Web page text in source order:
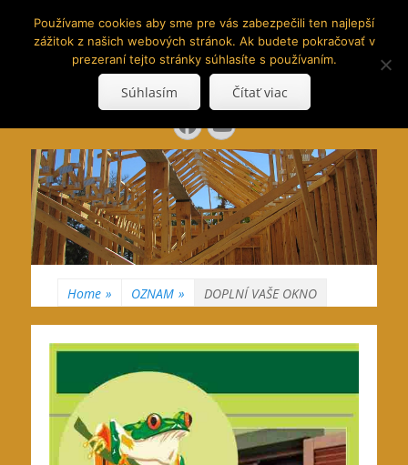
www.hranoly.sk
…kus prírody priamo k Vám
Search
Facebook
YouTube
Home » OZNAM » DOPLNÍ VAŠE OKNO
Používame cookies aby sme pre vás zabezpečili ten najlepší
zážitok z našich webových stránok. Ak budete pokračovať v
prezeraní tejto stránky súhlasíte s používaním.
Súhlasím Čítať viac